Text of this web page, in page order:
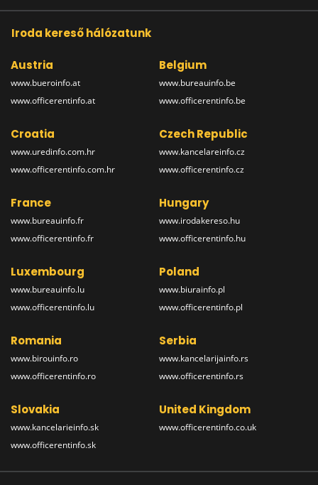
Iroda kereső hálózatunk
Austria
www.bueroinfo.at
www.officerentinfo.at
Belgium
www.bureauinfo.be
www.officerentinfo.be
Croatia
www.uredinfo.com.hr
www.officerentinfo.com.hr
Czech Republic
www.kancelareinfo.cz
www.officerentinfo.cz
France
www.bureauinfo.fr
www.officerentinfo.fr
Hungary
www.irodakereso.hu
www.officerentinfo.hu
Luxembourg
www.bureauinfo.lu
www.officerentinfo.lu
Poland
www.biurainfo.pl
www.officerentinfo.pl
Romania
www.birouinfo.ro
www.officerentinfo.ro
Serbia
www.kancelarijainfo.rs
www.officerentinfo.rs
Slovakia
www.kancelarieinfo.sk
www.officerentinfo.sk
United Kingdom
www.officerentinfo.co.uk